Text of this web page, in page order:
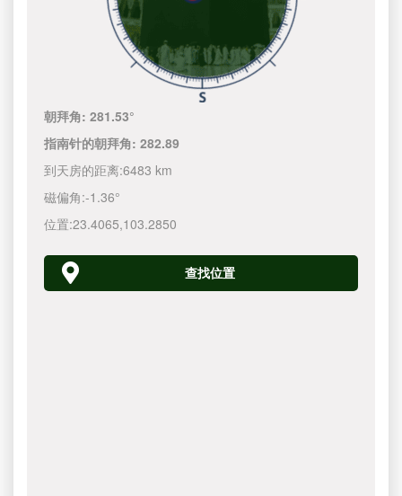
朝拜角:281.53°
指南针的朝拜角:282.89
到天房的距离:6483 km
磁偏角:-1.36°
位置:23.4065,103.2850
查找位置